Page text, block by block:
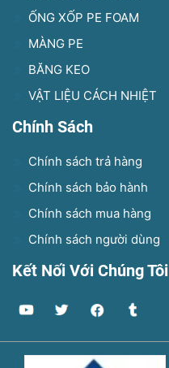
ỐNG XỐP PE FOAM
MÀNG PE
BĂNG KEO
VẬT LIỆU CÁCH NHIỆT
Chính Sách
Chính sách trả hàng
Chính sách bảo hành
Chính sách mua hàng
Chính sách người dùng
Kết Nối Với Chúng Tôi